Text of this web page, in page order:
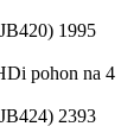
1995
pohon na 4
2393